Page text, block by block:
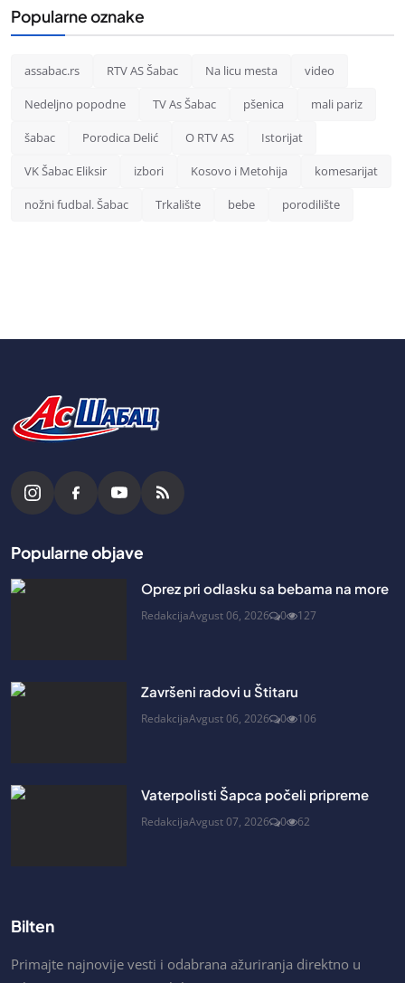
Popularne oznake
assabac.rs RTV AS Šabac Na licu mesta video
Nedeljno popodne TV As Šabac pšenica mali pariz
šabac Porodica Delić O RTV AS Istorijat
VK Šabac Eliksir izbori Kosovo i Metohija komesarijat
nožni fudbal. Šabac Trkalište bebe porodilište
Popularne objave
Oprez pri odlasku sa bebama na more
RedakcijaAvgust 06, 2026 0 127
Završeni radovi u Štitaru
RedakcijaAvgust 06, 2026 0 106
Vaterpolisti Šapca počeli pripreme
RedakcijaAvgust 07, 2026 0 62
Bilten
Primajte najnovije vesti i odabrana ažuriranja direktno u